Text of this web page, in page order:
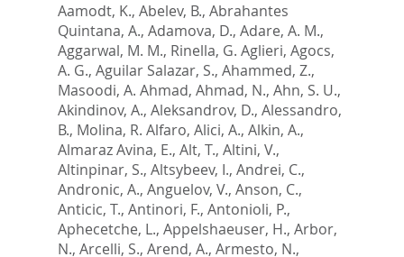
Aamodt, K., Abelev, B., Abrahantes
Quintana, A., Adamova, D., Adare, A. M.,
Aggarwal, M. M., Rinella, G. Aglieri, Agocs,
A. G., Aguilar Salazar, S., Ahammed, Z.,
Masoodi, A. Ahmad, Ahmad, N., Ahn, S. U.,
Akindinov, A., Aleksandrov, D., Alessandro,
B., Molina, R. Alfaro, Alici, A., Alkin, A.,
Almaraz Avina, E., Alt, T., Altini, V.,
Altinpinar, S., Altsybeev, I., Andrei, C.,
Andronic, A., Anguelov, V., Anson, C.,
Anticic, T., Antinori, F., Antonioli, P.,
Aphecetche, L., Appelshaeuser, H., Arbor,
N., Arcelli, S., Arend, A., Armesto, N.,